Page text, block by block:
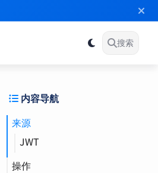
搜索
内容导航
来源
JWT
操作